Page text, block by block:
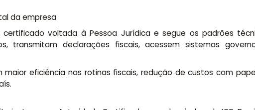
da empresa
voltada à Pessoa Jurídica e segue os padrões
transmitam declarações fiscais, acessem sistemas
maior eficiência nas rotinas fiscais, redução de custos com